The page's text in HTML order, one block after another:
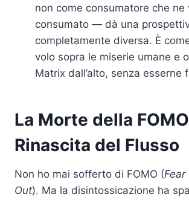
non come consumatore che ne
consumato — dà una
completamente diversa. È
volo sopra le miserie umane e
Matrix dall’alto, senza esserne
La Morte della
Rinascita del Flusso
Non ho mai sofferto di FOMO (Fear
Out). Ma la disintossicazione ha